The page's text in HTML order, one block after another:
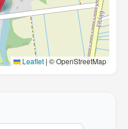
Leaflet|© OpenStreetMap